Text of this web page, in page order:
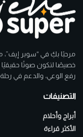
مرحبًا بكِ في “سوبر إيف”،
خصيصًا لتكون صوتًا حقيقيًا
رفع الوعي، والدعم في رحلة
التصنيفات
أبراج وأحلام
الأكثر قراءة